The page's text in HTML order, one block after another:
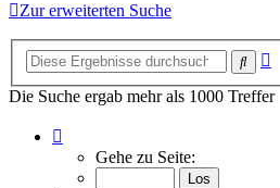
Zur erweiterten Suche
Suche
Die Suche ergab mehr als 1000 Treffer
von
Gehe zu Seite: